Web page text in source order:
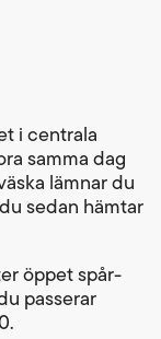
i centrala
samma dag
lämnar du
sedan hämtar
öppet spår-
passerar